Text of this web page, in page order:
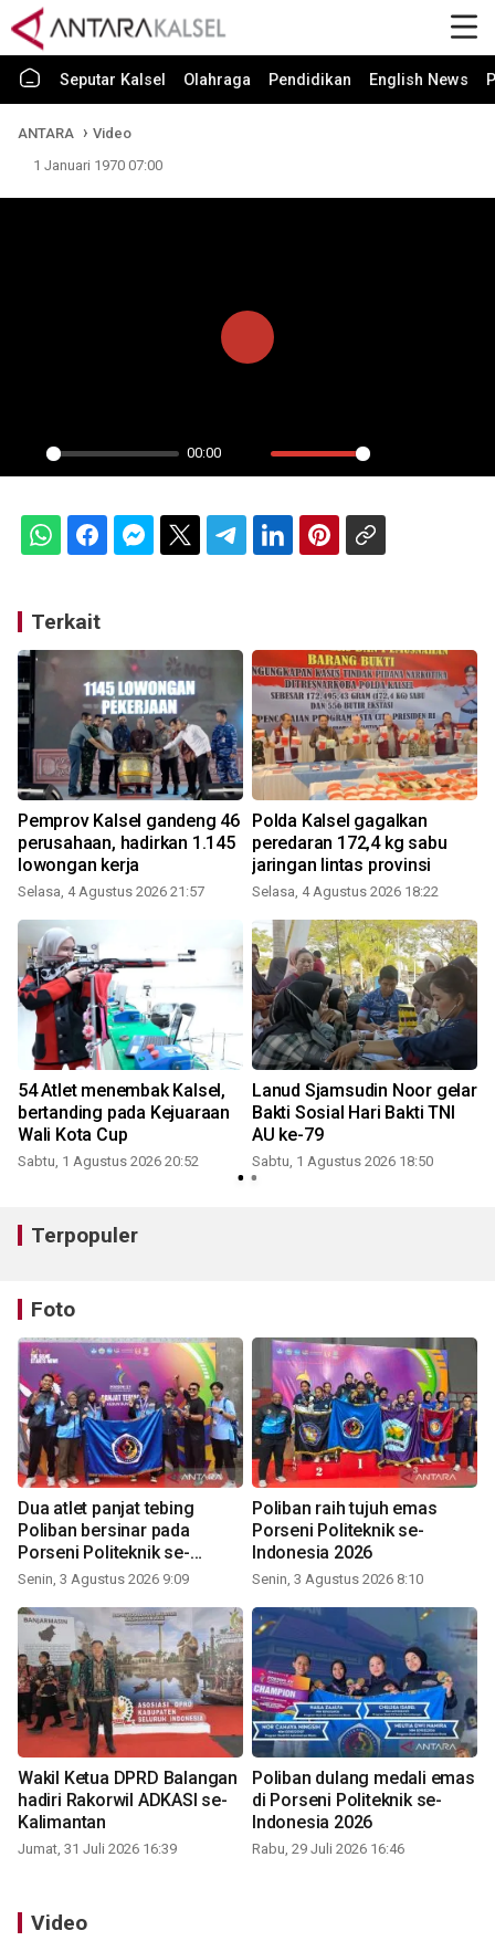
Seputar Kalsel Olahraga Pendidikan English News
ANTARA
Video
1 Januari 1970 07:00
Play
00:00
Mute Settings
PIP
Play
Terkait
Pemprov Kalsel gandeng 46
perusahaan, hadirkan 1.145
lowongan kerja
Selasa, 4 Agustus 2026 21:57
Polda Kalsel gagalkan
peredaran 172,4 kg sabu
jaringan lintas provinsi
Selasa, 4 Agustus 2026 18:22
54 Atlet menembak Kalsel,
bertanding pada Kejuaraan
Wali Kota Cup
Sabtu, 1 Agustus 2026 20:52
Lanud Sjamsudin Noor gelar
Bakti Sosial Hari Bakti TNI
AU ke-79
Sabtu, 1 Agustus 2026 18:50
Terpopuler
Foto
Dua atlet panjat tebing
Poliban bersinar pada
Porseni Politeknik se-
Indonesia 2026
Senin, 3 Agustus 2026 9:09
Poliban raih tujuh emas
Porseni Politeknik se-
Indonesia 2026
Senin, 3 Agustus 2026 8:10
Wakil Ketua DPRD Balangan
hadiri Rakorwil ADKASI se-
Kalimantan
Jumat, 31 Juli 2026 16:39
Poliban dulang medali emas
di Porseni Politeknik se-
Indonesia 2026
Rabu, 29 Juli 2026 16:46
Video